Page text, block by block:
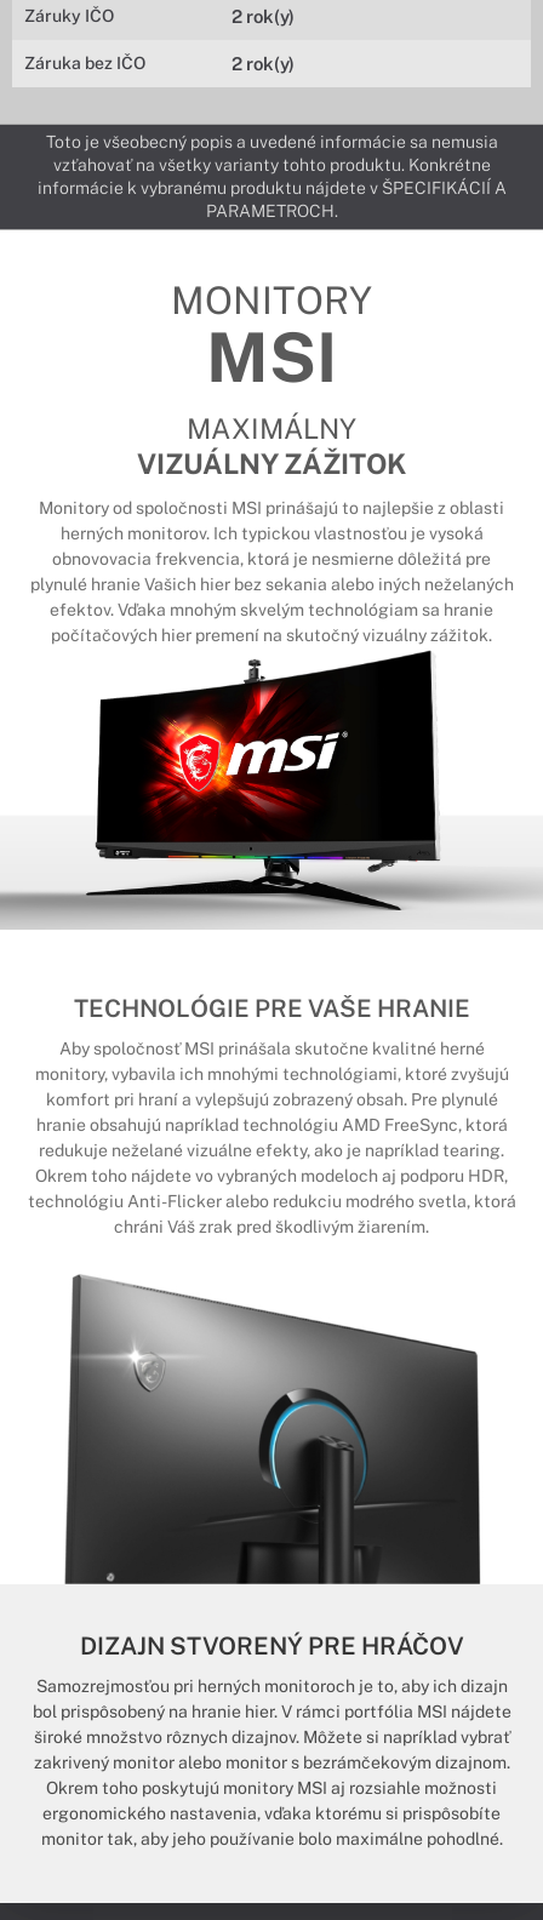
Záruky IČO 2 rok(y)
Záruka bez IČO 2 rok(y)
Toto je všeobecný popis a uvedené informácie sa nemusia
vzťahovať na všetky varianty tohto produktu. Konkrétne
informácie k vybranému produktu nájdete v ŠPECIFIKÁCIÍ A
PARAMETROCH.
MONITORY
MSI
MAXIMÁLNY
VIZUÁLNY ZÁŽITOK
Monitory od spoločnosti MSI prinášajú to najlepšie z oblasti
herných monitorov. Ich typickou vlastnosťou je vysoká
obnovovacia frekvencia, ktorá je nesmierne dôležitá pre
plynulé hranie Vašich hier bez sekania alebo iných neželaných
efektov. Vďaka mnohým skvelým technológiam sa hranie
počítačových hier premení na skutočný vizuálny zážitok.
TECHNOLÓGIE PRE VAŠE HRANIE
Aby spoločnosť MSI prinášala skutočne kvalitné herné
monitory, vybavila ich mnohými technológiami, ktoré zvyšujú
komfort pri hraní a vylepšujú zobrazený obsah. Pre plynulé
hranie obsahujú napríklad technológiu AMD FreeSync, ktorá
redukuje neželané vizuálne efekty, ako je napríklad tearing.
Okrem toho nájdete vo vybraných modeloch aj podporu HDR,
technológiu Anti-Flicker alebo redukciu modrého svetla, ktorá
chráni Váš zrak pred škodlivým žiarením.
DIZAJN STVORENÝ PRE HRÁČOV
Samozrejmosťou pri herných monitoroch je to, aby ich dizajn
bol prispôsobený na hranie hier. V rámci portfólia MSI nájdete
široké množstvo rôznych dizajnov. Môžete si napríklad vybrať
zakrivený monitor alebo monitor s bezrámčekovým dizajnom.
Okrem toho poskytujú monitory MSI aj rozsiahle možnosti
ergonomického nastavenia, vďaka ktorému si prispôsobíte
monitor tak, aby jeho používanie bolo maximálne pohodlné.